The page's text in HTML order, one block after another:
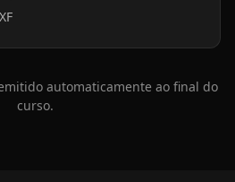
automaticamente ao final do
curso.